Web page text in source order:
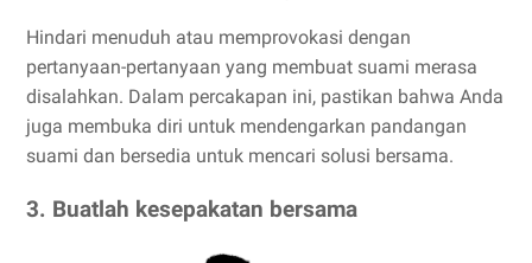
Hindari menuduh atau memprovokasi dengan
pertanyaan-pertanyaan yang membuat suami merasa
disalahkan. Dalam percakapan ini, pastikan bahwa Anda
juga membuka diri untuk mendengarkan pandangan
suami dan bersedia untuk mencari solusi bersama.
3. Buatlah kesepakatan bersama